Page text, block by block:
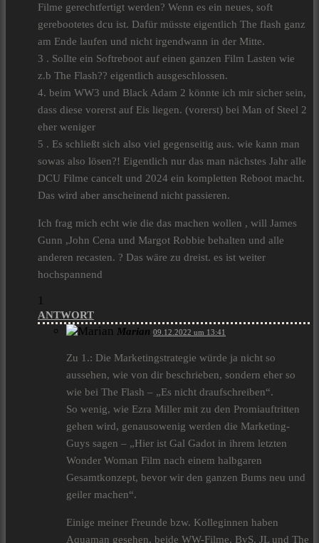
Filme gerechtfertigt werden? Wenn es ein neues, soft
gerebootetes dcu ist. Dafür müsste eigentlich The flash ganz
am Ende laufen und nicht irgendwann in der Mitte.
3 . Sollte ein Softreboot auf einen ganzen Film Lasten wie
z.b The Flash?? eigentlich ausgeschlossen.
4. beim WW3 und Black Adam 2 könnte ich mir sicher sein,
dass diese vorerst auf Eis liegen. (vorerst) bei Man of Steel 2
eher weniger
5 . Es schließt sich also viel gegenseitig aus. wie kann man
sowas also lösen?! Eigentlich nur das man nächstes Jahr alle
DCU Filme cancelt und 2024 ein kompletten Reboot macht.
Das wird aber anscheinend nicht passieren.
Ich frag mich echt wie die das machen wollen , will James
Gunn ,John Cena und Margot Robbie behalten und alle
anderen recasten. ? Das wäre zu dreist. es ist weiter
hochspannend
1
ANTWORT
Marian 09.12.2022 um 13:41
Zu 1.: Die Marketingstrategie würde ja nicht so
aussehen, wie von dir beschrieben, sondern eher so
wie bei The Flash – „Es nicht draufschreiben“.
So wenig, wie Ezra Miller mit zu den Promiauftritten
gehen wird, genausowenig werden die Marketing-
Guys sagen – „Hier ist Gal Gadot in ihrem letzten
Wonder Woman Film nach einem halbgaren
Gesamtkonzept, bevor wir den ganzen Bums neu und
geiler machen“.
Einige meiner Freunde bzw. Kolleginnen haben
Aquaman gesehen, beide WW-Filme, BvS, JL und The